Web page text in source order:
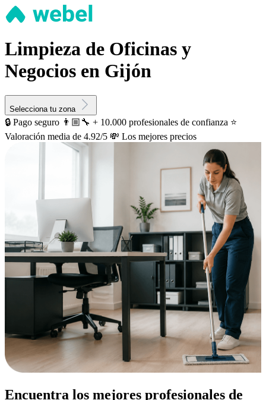
Limpieza de Oficinas y
Negocios en Gijón
Selecciona tu zona
🔒 Pago seguro 👨🏼‍🔧 + 10.000 profesionales de confianza ⭐️
Valoración media de 4.92/5 💸 Los mejores precios
Encuentra los mejores profesionales de